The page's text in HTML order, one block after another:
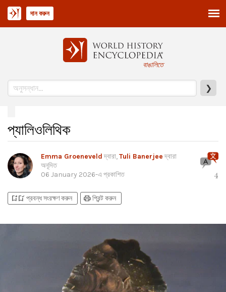
বাঙালিতে
❯
দান করুন
প্যালিওলিথিক
Emma Groeneveldদ্বারা,Tuli Banerjeeদ্বারা
অনূদিত
06 January 2026-এ প্রকাশিত 4
bookmark_addbookmark_added প্রবন্ধ সংরক্ষণ করুন printপ্রিন্ট করুন